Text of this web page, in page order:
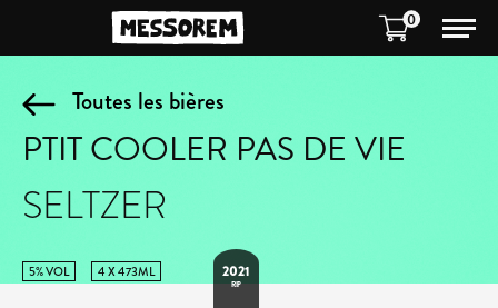
0
Toutes les bières
PTIT COOLER PAS DE VIE
SELTZER
5% VOL 4 X 473ML 2021
RIP